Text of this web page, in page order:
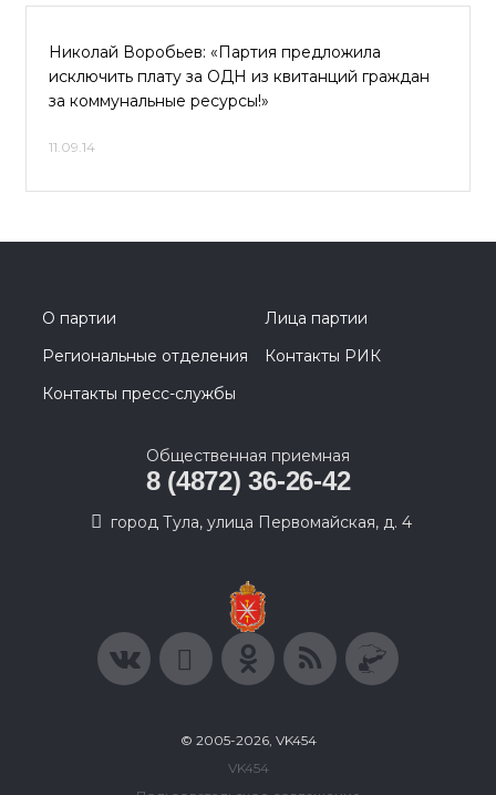
Николай Воробьев: «Партия предложила
исключить плату за ОДН из квитанций граждан
за коммунальные ресурсы!»
11.09.14
О партии
Лица партии
Региональные отделения
Контакты РИК
Контакты пресс-службы
Общественная приемная
8 (4872) 36-26-42
город Тула, улица Первомайская, д. 4
© 2005-2026, VK454
VK454